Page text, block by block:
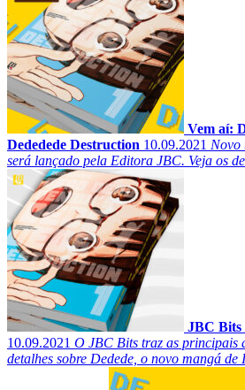
Vem aí:
Dededede Destruction 10.09.2021 Novo
será lançado pela Editora JBC. Veja os
JBC Bits
10.09.2021 O JBC Bits traz as principais
detalhes sobre Dedede, o novo mangá de